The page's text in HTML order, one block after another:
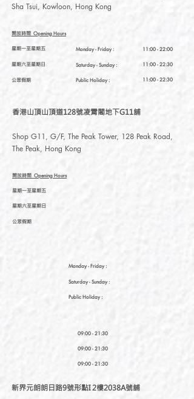
11:00 - 22:00
11:00 - 22:30
11:00 - 22:30
Sha Tsui, Kowloon, Hong Kong
開放時間 Opening Hours
星期一至星期五
星期六至星期日
公眾假期
Monday - Friday :
Saturday- Sunday :
Public Holiday :
香港山頂山頂道128號凌霄閣地下G11舖
Shop G11, G/F, The Peak Tower, 128 Peak Road,
The Peak, Hong Kong
開放時間 Opening Hours
星期一至星期五
星期六至星期日
公眾假期
Monday - Friday :
Saturday- Sunday :
Public Holiday :
09:00 - 21:30
09:00 - 21:30
09:00 - 21:30
新界元朗朗日路9號形點I 2樓2038A號舖